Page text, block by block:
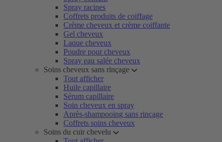
Spray racines
Coffrets produits de coiffage
Crème cheveux et crème coiffante
Gel cheveux
Laque cheveux
Poudre pour cheveux
Spray eau salée cheveux
Soins cheveux sans rinçage
Tout afficher
Huile capillaire
Sérum capillaire
Soin cheveux en spray
Après-shampooing sans rinçage
Coffrets soins cheveux
Soins du cuir chevelu